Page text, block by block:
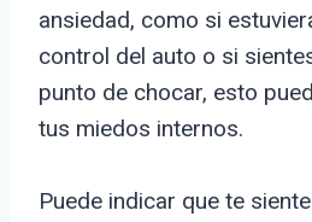
ansiedad, como si
control del auto o si
punto de chocar, esto
tus miedos internos.
Puede indicar que te